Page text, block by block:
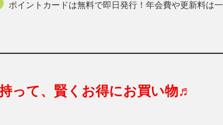
ポイントカードは無料で即日発行！年会費や更新料は一
って、賢くお得にお買い物♬